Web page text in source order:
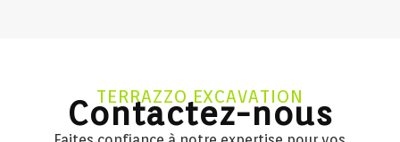
TERRAZZO EXCAVATION
Contactez-nous